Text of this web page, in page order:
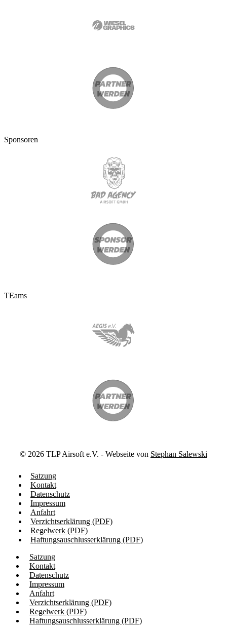
Sponsoren
TEams
© 2026 TLP Airsoft e.V. - Webseite von Stephan Salewski
Satzung
Kontakt
Datenschutz
Impressum
Anfahrt
Verzichtserklärung (PDF)
Regelwerk (PDF)
Haftungsauschlusserklärung (PDF)
Satzung
Kontakt
Datenschutz
Impressum
Anfahrt
Verzichtserklärung (PDF)
Regelwerk (PDF)
Haftungsauschlusserklärung (PDF)